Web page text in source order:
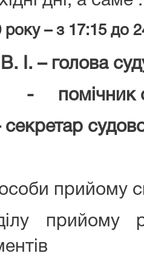
року – з 17:15до
І. – голова
- помічник
особи прийому
прийому